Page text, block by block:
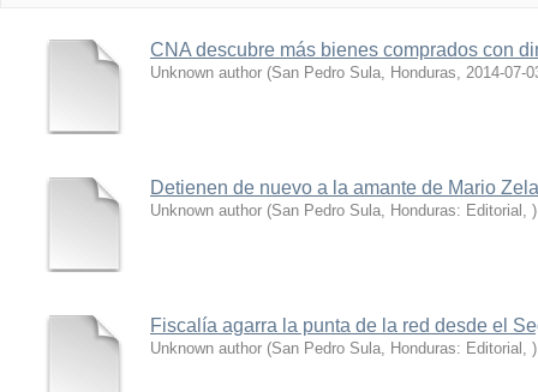
CNA descubre más bienes comprados con
Unknown author (San Pedro Sula, Honduras, 2014-07-
Detienen de nuevo a la amante de Mario
Unknown author (San Pedro Sula, Honduras: Editorial , )
Fiscalía agarra la punta de la red desde el
Unknown author (San Pedro Sula, Honduras: Editorial , )